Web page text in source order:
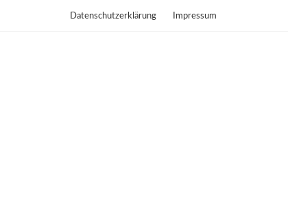
Datenschutzerklärung Impressum